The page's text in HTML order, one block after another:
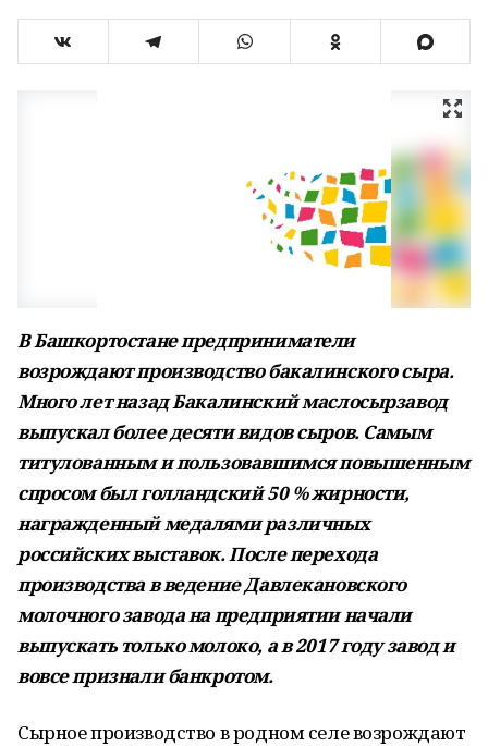
В Башкортостане предприниматели
возрождают производство бакалинского сыра.
Много лет назад Бакалинский маслосырзавод
выпускал более десяти видов сыров. Самым
титулованным и пользовавшимся повышенным
спросом был голландский 50 % жирности,
награжденный медалями различных
российских выставок. После перехода
производства в ведение Давлекановского
молочного завода на предприятии начали
выпускать только молоко, а в 2017 году завод и
вовсе признали банкротом.
Сырное производство в родном селе возрождают